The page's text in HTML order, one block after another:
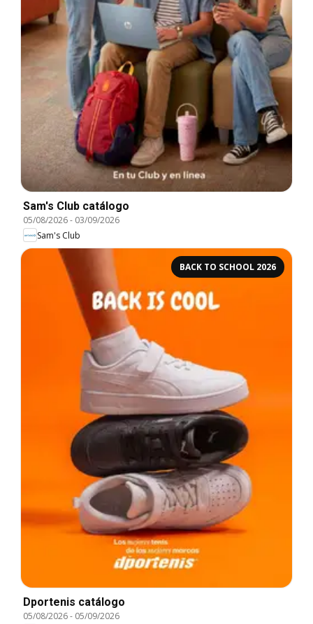
Sam's Club catálogo
05/08/2026- 03/09/2026
Sam's Club
BACK TO SCHOOL 2026
Dportenis catálogo
05/08/2026- 05/09/2026